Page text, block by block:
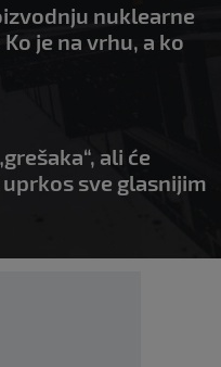
nuklearne
je na vrhu, a ko
ali će
sve glasnijim